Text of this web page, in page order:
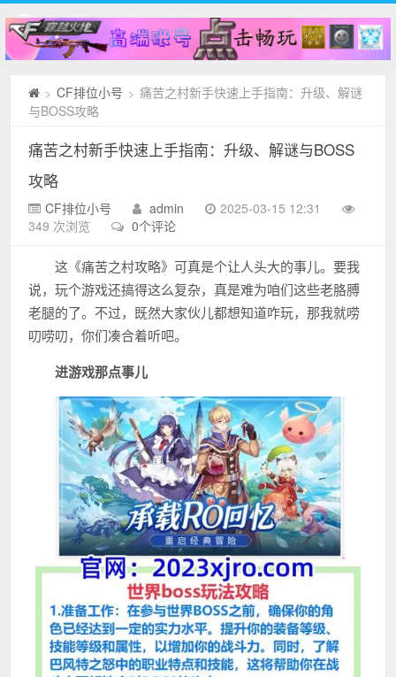
> CF排位小号 > 痛苦之村新手快速上手指南：升级、解谜
与BOSS攻略
痛苦之村新手快速上手指南：升级、解谜与BOSS
攻略
CF排位小号 admin
2025-03-15 12:31
349 次浏览
0个评论
这《痛苦之村攻略》可真是个让人头大的事儿。要我
说，玩个游戏还搞得这么复杂，真是难为咱们这些老胳膊
老腿的了。不过，既然大家伙儿都想知道咋玩，那我就唠
叨唠叨，你们凑合着听吧。
进游戏那点事儿